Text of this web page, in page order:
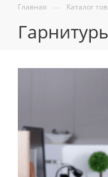
Главная — Каталог